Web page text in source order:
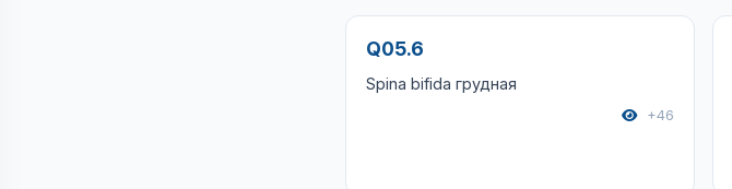
Q05.6
Spina bifida грудная
+46